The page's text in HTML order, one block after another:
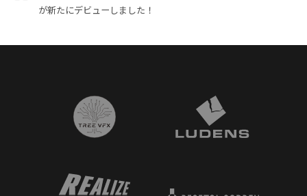
が新たにデビューしました！